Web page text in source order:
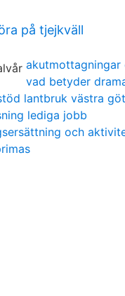
på tjejkväll
akutmottagningar
vad betyder
lantbruk västra
lediga jobb
och